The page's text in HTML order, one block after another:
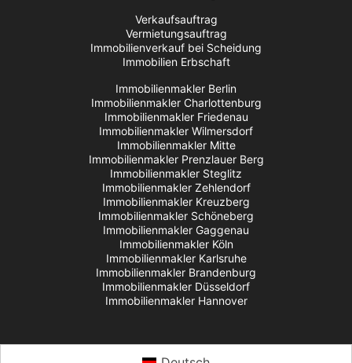
Verkaufsauftrag
Vermietungsauftrag
Immobilienverkauf bei Scheidung
Immobilien Erbschaft
Immobilienmakler Berlin
Immobilienmakler Charlottenburg
Immobilienmakler Friedenau
Immobilienmakler Wilmersdorf
Immobilienmakler Mitte
Immobilienmakler Prenzlauer Berg
Immobilienmakler Steglitz
Immobilienmakler Zehlendorf
Immobilienmakler Kreuzberg
Immobilienmakler Schöneberg
Immobilienmakler Gaggenau
Immobilienmakler Köln
Immobilienmakler Karlsruhe
Immobilienmakler Brandenburg
Immobilienmakler Düsseldorf
Immobilienmakler Hannover